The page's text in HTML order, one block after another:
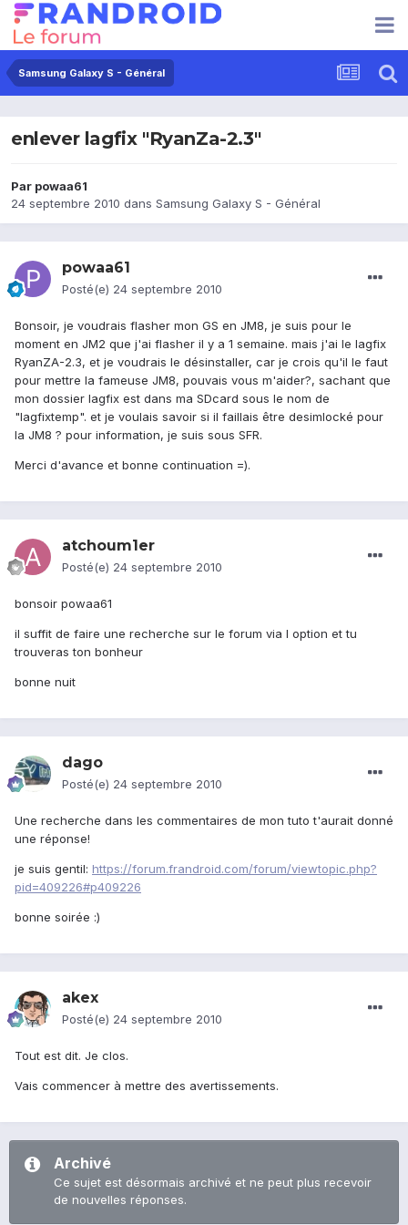
Samsung Galaxy S - Général
enlever lagfix "RyanZa-2.3"
Par powaa61
24 septembre 2010 dans Samsung Galaxy S - Général
powaa61
Posté(e) 24 septembre 2010
Bonsoir, je voudrais flasher mon GS en JM8, je suis pour le
moment en JM2 que j'ai flasher il y a 1 semaine. mais j'ai le lagfix
RyanZA-2.3, et je voudrais le désinstaller, car je crois qu'il le faut
pour mettre la fameuse JM8, pouvais vous m'aider?, sachant que
mon dossier lagfix est dans ma SDcard sous le nom de
"lagfixtemp". et je voulais savoir si il faillais être desimlocké pour
la JM8 ? pour information, je suis sous SFR.
Merci d'avance et bonne continuation =).
atchoum1er
Posté(e) 24 septembre 2010
bonsoir powaa61
il suffit de faire une recherche sur le forum via l option et tu
trouveras ton bonheur
bonne nuit
dago
Posté(e) 24 septembre 2010
Une recherche dans les commentaires de mon tuto t'aurait donné
une réponse!
je suis gentil: https://forum.frandroid.com/forum/viewtopic.php?
pid=409226#p409226
bonne soirée :)
akex
Posté(e) 24 septembre 2010
Tout est dit. Je clos.
Vais commencer à mettre des avertissements.
Archivé
Ce sujet est désormais archivé et ne peut plus recevoir
de nouvelles réponses.